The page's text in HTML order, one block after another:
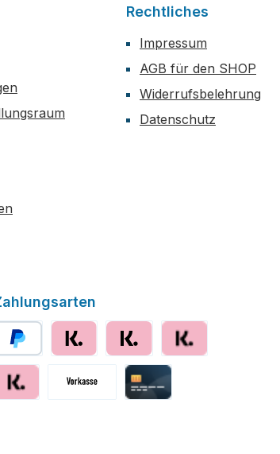
Rechtliches
Impressum
AGB für den SHOP
Widerrufsbelehrung
Datenschutz
Klarna sofort bezahlen
Klarna Klarna Ratenzahlung